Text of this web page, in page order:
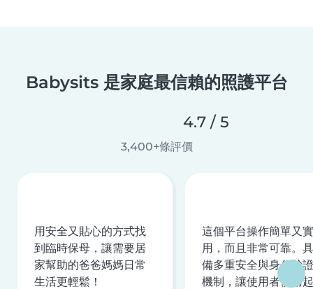
Babysits 是家庭最信賴的照護平台
4.7 / 5
3,400+條評價
用安全又貼心的方式找
到臨時保母，讓需要居
家幫助的爸爸媽媽日常
生活更輕鬆！
這個平台操作簡單又實
用，而且非常可靠。具
備多重安全與身分驗證
機制，讓使用者使用起